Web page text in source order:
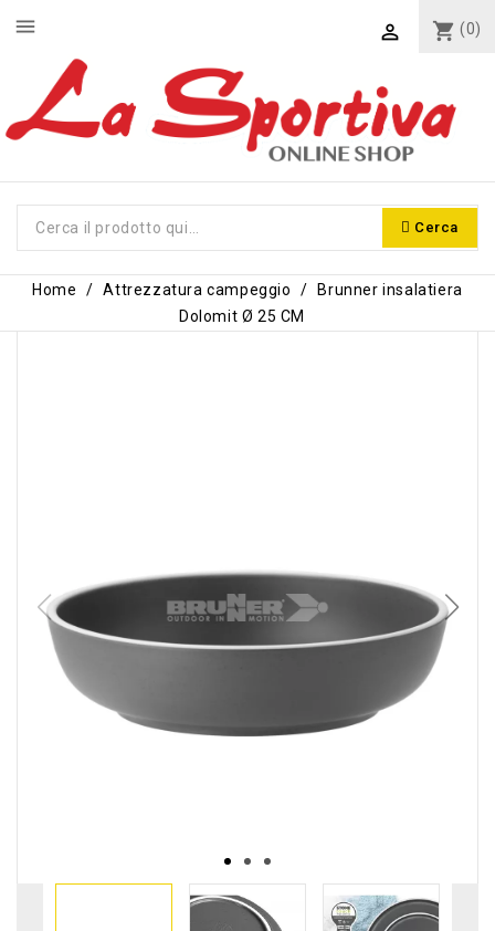
shopping_cart (0)

Cerca
menu
Home Attrezzatura campeggio
Brunner insalatiera
Dolomit Ø 25 CM